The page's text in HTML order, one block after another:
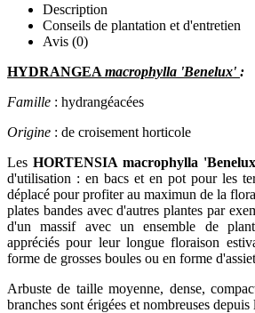
Description
Conseils de plantation et d'entretien
Avis (0)
HYDRANGEA macrophylla 'Benelux' :
Famille : hydrangéacées
Origine : de croisement horticole
Les HORTENSIA macrophylla
d'utilisation : en bacs et en pot pour les
déplacé pour profiter au maximun de la
plates bandes avec d'autres plantes par
d'un massif avec un ensemble de
appréciés pour leur longue floraison
forme de grosses boules ou en forme
Arbuste de taille moyenne, dense,
branches sont érigées et nombreuses depuis